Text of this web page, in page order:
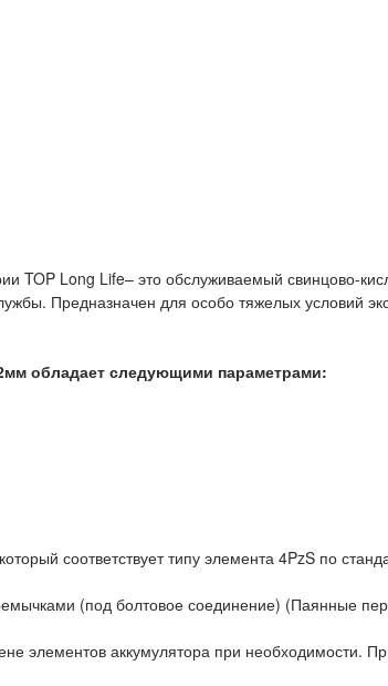
TOP Long Life– это обслуживаемый свинцово-
Предназначен для особо тяжелых условий
обладает следующими параметрами:
соответствует типу элемента 4PzS по
(под болтовое соединение) (Паянные
элементов аккумулятора при необходимости.